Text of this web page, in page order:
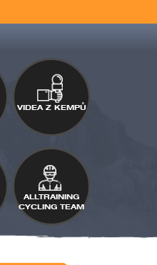
VIDEA Z KEMPŮ
ALLTRAINING
CYCLING TEAM